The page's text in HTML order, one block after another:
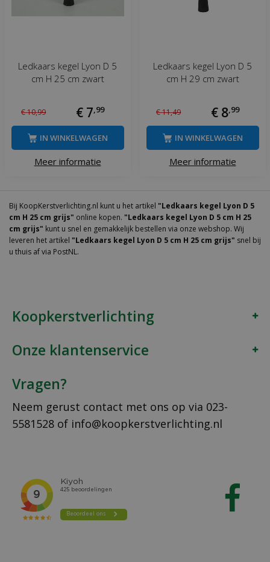
Ledkaars kegel Lyon D 5
cm H 25 cm zwart
€10,99 € 7,99
Meer informatie
IN WINKELWAGEN
Ledkaars kegel Lyon D 5
cm H 29 cm zwart
€11,49 € 8,99
Meer informatie
IN WINKELWAGEN
Bij KoopKerstverlichting.nl kunt u het artikel "Ledkaars kegel Lyon D 5
cm H 25 cm grijs" online kopen. "Ledkaars kegel Lyon D 5 cm H 25
cm grijs" kunt u snel en gemakkelijk bestellen via onze webshop. Wij
leveren het artikel "Ledkaars kegel Lyon D 5 cm H 25 cm grijs" snel bij
u thuis af via PostNL.
Koopkerstverlichting
Onze klantenservice
Vragen?
Neem gerust contact met ons op via 023-
5581528 of info@koopkerstverlichting.nl